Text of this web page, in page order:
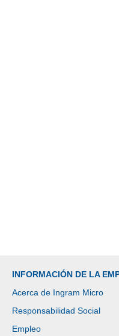
INFORMACIÓN DE LA
Acerca de Ingram Micro
Responsabilidad Social
Empleo